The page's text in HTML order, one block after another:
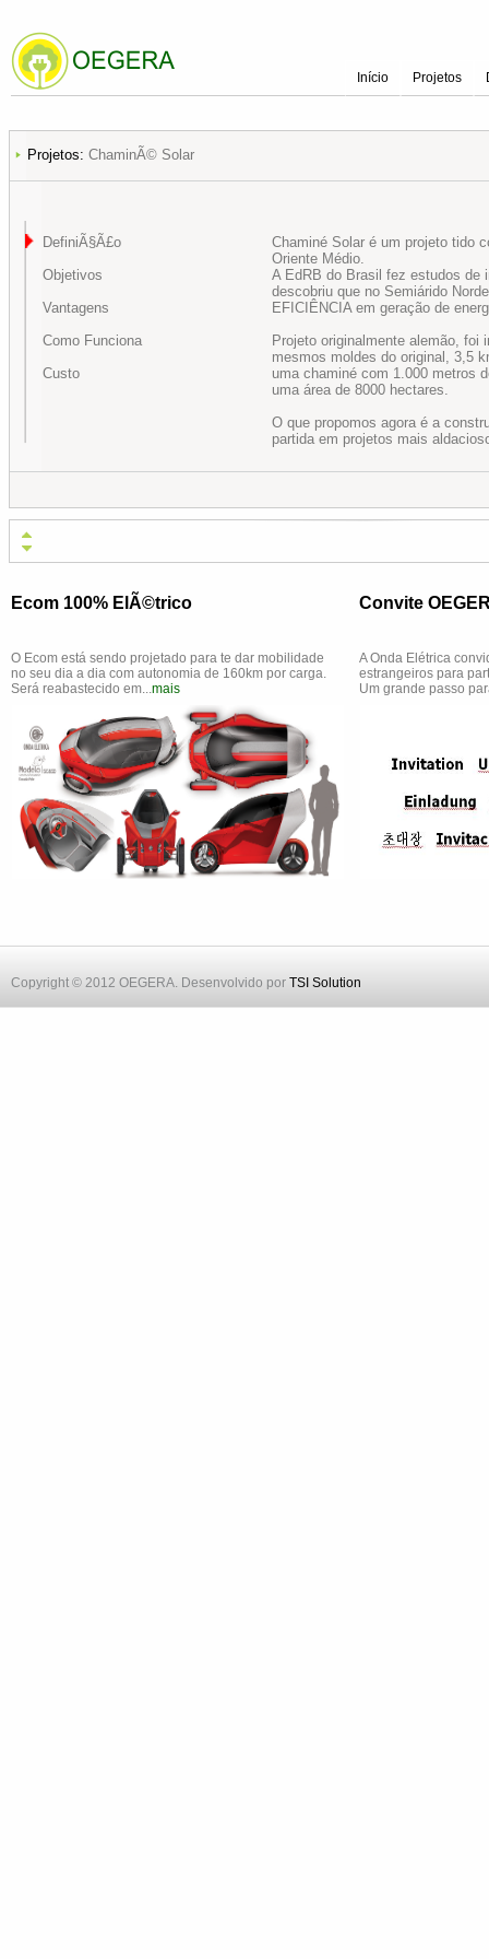
Início Projetos
Projetos: ChaminÃ© Solar
DefiniÃ§Ã£o
Objetivos
Vantagens
Como Funciona
Custo
Chaminé Solar é um projeto tido
Oriente Médio.
A EdRB do Brasil fez estudos de
descobriu que no Semiárido
EFICIÊNCIA em geração de
Projeto originalmente alemão, foi
mesmos moldes do original, 3,5
uma chaminé com 1.000 metros
uma área de 8000 hectares.
O que propomos agora é a
partida em projetos mais
Ecom 100% ElÃ©trico
O Ecom está sendo projetado para te dar mobilidade
no seu dia a dia com autonomia de 160km por carga.
Será reabastecido em...mais
Convite
A Onda Elétrica
estrangeiros para
Um grande passo
Copyright © 2012 OEGERA. Desenvolvido por TSI Solution